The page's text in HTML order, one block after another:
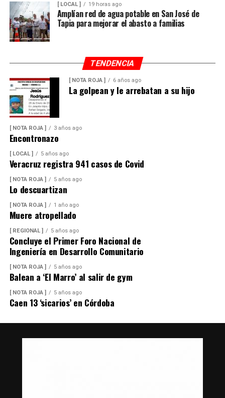
[ LOCAL ] 19 horas ago
Amplían red de agua potable en San José de
Tapia para mejorar el abasto a familias
TENDENCIA
[ NOTA ROJA ] 6 años ago
La golpean y le arrebatan a su hijo
[ NOTA ROJA ] 3 años ago
Encontronazo
[ LOCAL ] 5 años ago
Veracruz registra 941 casos de Covid
[ NOTA ROJA ] 5 años ago
Lo descuartizan
[ NOTA ROJA ] 1 año ago
Muere atropellado
[ REGIONAL ] 5 años ago
Concluye el Primer Foro Nacional de
Ingeniería en Desarrollo Comunitario
[ NOTA ROJA ] 5 años ago
Balean a ‘El Marro’ al salir de gym
[ NOTA ROJA ] 5 años ago
Caen 13 ‘sicarios’ en Córdoba